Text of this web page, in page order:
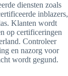
diensten zoals
inblazers,
Klanten wordt
op certificeringen
Controleer
en nazorg voor
wordt gegund.